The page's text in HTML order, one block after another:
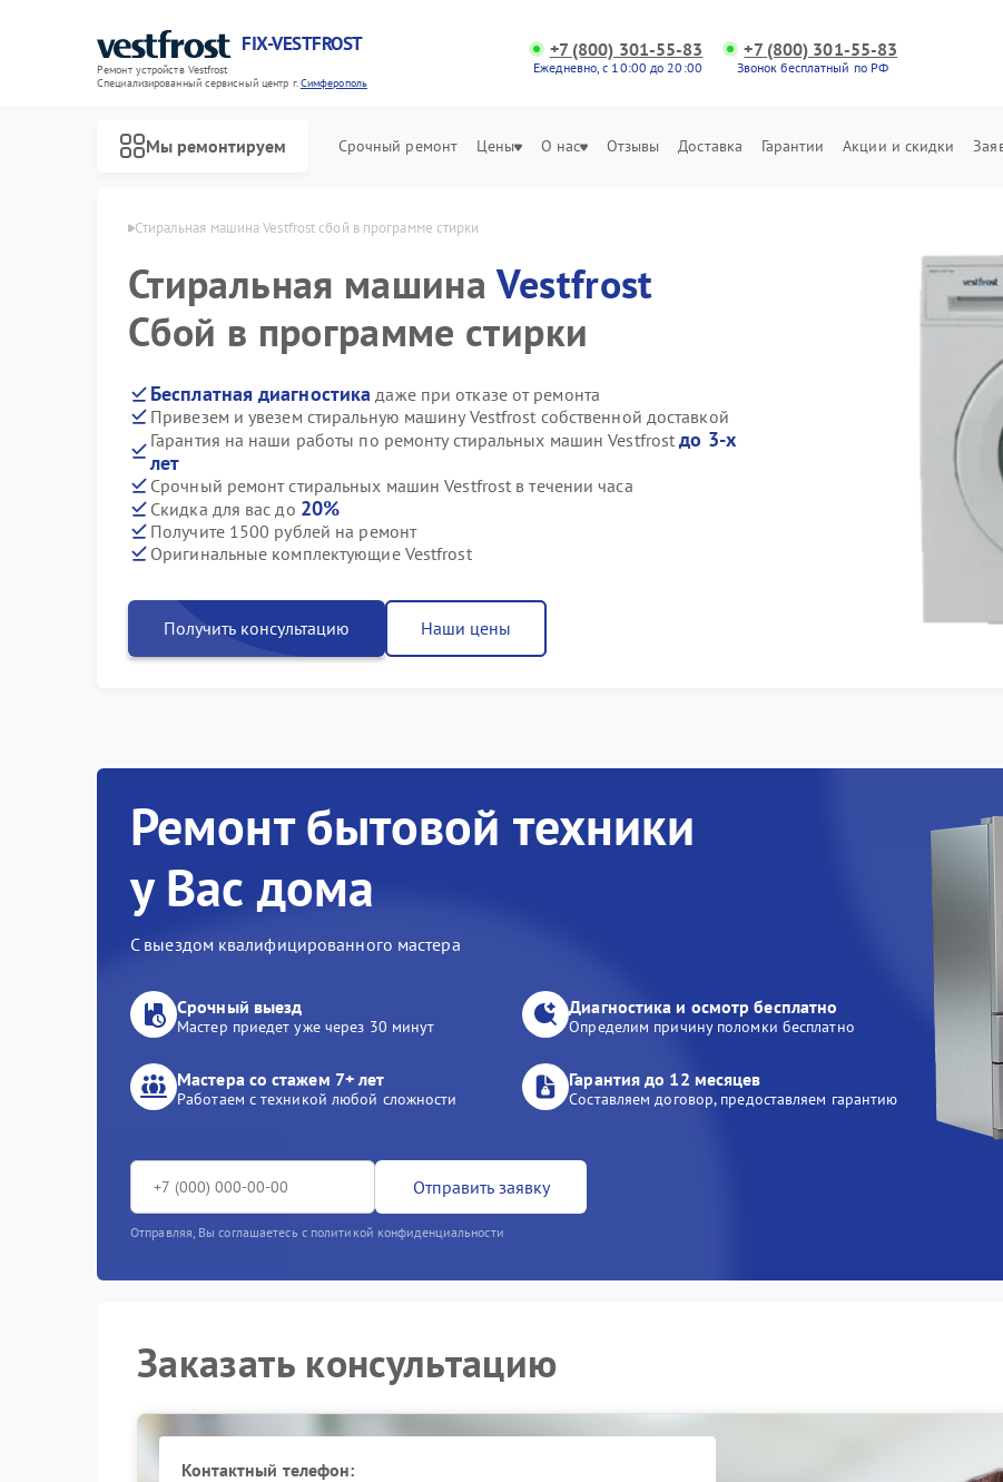
FIX-VESTFROST
Ремонт устройств Vestfrost
Специализированный cервисный центр г.Симферополь
+7 (800) 301-55-83
Ежедневно, с 10:00 до 20:00
+7 (800) 301-55-83
Звонок бесплатный по РФ
Мы ремонтируем Срочный ремонт Цены О нас Отзывы Доставка Гарантии Акции и скидки
в Симферополе Стиральная машина Vestfrost сбой в программе стирки
Стиральная машинаVestfrost
Сбой в программе стирки
Бесплатная диагностика даже при отказе от ремонта
Привезем и увезем стиральную машину Vestfrost собственной доставкой
Гарантия на наши работы по ремонту стиральных машин Vestfrostдо 3-х
лет
Срочный ремонт стиральных машин Vestfrost в течении часа
Скидка для вас до 20%
Получите 1500 рублей на ремонт
Оригинальные комплектующие Vestfrost
Получить консультацию Наши цены
Ремонт бытовой техники
у Вас дома
С выездом квалифицированного мастера
Срочный выезд
Мастер приедет уже через 30 минут
Диагностика и осмотр бесплатно
Определим причину поломки бесплатно
Мастера со стажем 7+ лет
Работаем с техникой любой сложности
Гарантия до 12 месяцев
Составляем договор, предоставляем гарантию
Отправить заявку
Отправляя, Вы соглашаетесь с политикой конфиденциальности
Заказать консультацию
Контактный телефон: